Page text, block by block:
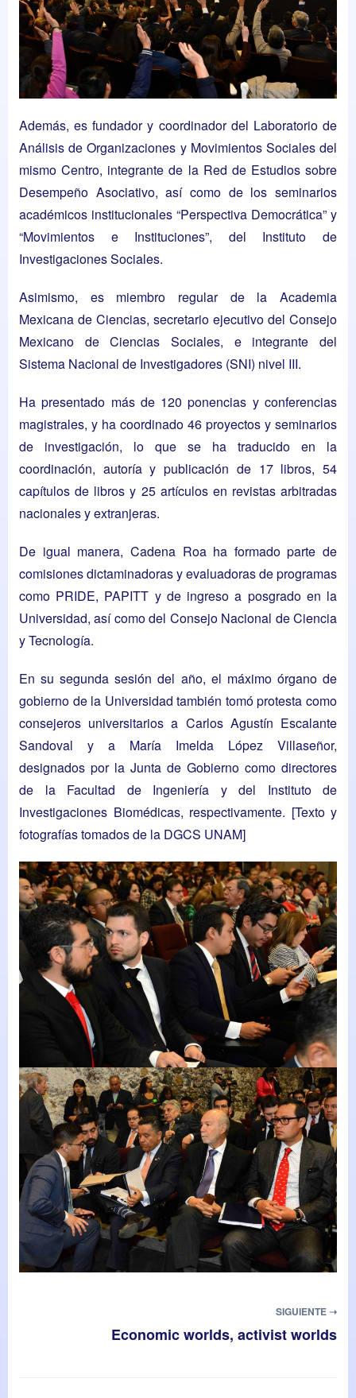
Además, es fundador y coordinador del Laboratorio de
Análisis de Organizaciones y Movimientos Socialesdel
mismo Centro, integrante de la Red de Estudios sobre
Desempeño Asociativo, así como de los seminarios
académicos institucionales “Perspectiva Democrática” y
“Movimientos e Instituciones”, del Instituto de
Investigaciones Sociales.
Asimismo, es miembro regular de la Academia
Mexicana de Ciencias, secretario ejecutivo del Consejo
Mexicano de Ciencias Sociales, e integrante del
Sistema Nacional de Investigadores (SNI) nivel III.
Ha presentado más de 120 ponencias y conferencias
magistrales, y ha coordinado 46 proyectos y seminarios
de investigación, lo que se ha traducido en la
coordinación, autoría y publicación de 17 libros, 54
capítulos de libros y 25 artículos en revistas arbitradas
nacionales y extranjeras.
De igual manera, Cadena Roa ha formado parte de
comisiones dictaminadoras y evaluadoras de programas
como PRIDE, PAPITT y de ingreso a posgrado en la
Universidad, así como del Consejo Nacional de Ciencia
y Tecnología.
En su segunda sesión del año, el máximo órgano de
gobierno de la Universidad también tomó protesta como
consejeros universitarios a Carlos Agustín Escalante
Sandoval y a María Imelda López Villaseñor,
designados por la Junta de Gobierno como directores
de la Facultad de Ingeniería y del Instituto de
Investigaciones Biomédicas, respectivamente. [Texto y
fotografías tomados de la DGCS UNAM]
SIGUIENTE ➝
Economic worlds, activist worlds